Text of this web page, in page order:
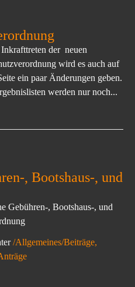
der neuen
wird es auch auf
ein paar Änderungen geben.
werden nur noch...
, Bootshaus-, und
Gebühren-, Bootshaus-, und
/Allgemeines/Beiträge,